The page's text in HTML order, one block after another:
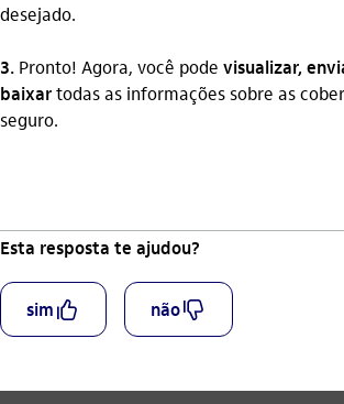
desejado.
3. Pronto! Agora, você pode visualizar,
baixartodas as informações sobre as
seguro.
Esta resposta te ajudou?
simcurtir_outline nãodescurtir_outline